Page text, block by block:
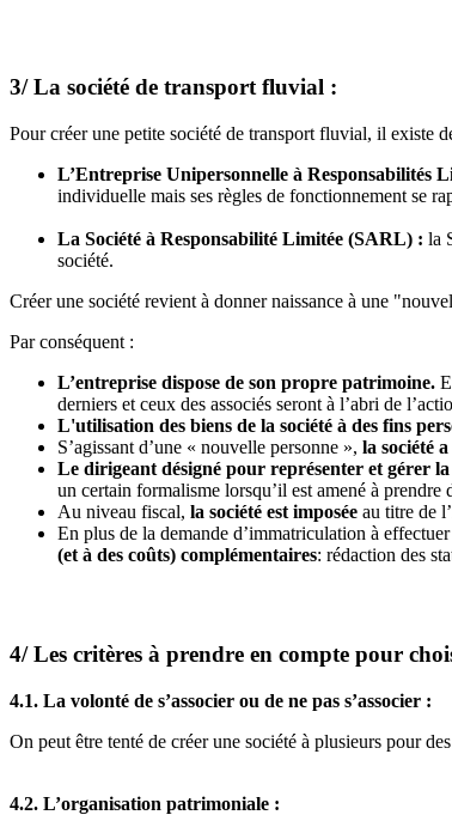
3/ La société de transport fluvial :
Pour créer une petite société de transport fluvial, il existe
L’Entreprise Unipersonnelle à Responsabilités
individuelle mais ses règles de fonctionnement se
La Société à Responsabilité Limitée (SARL) : la
société.
Créer une société revient à donner naissance à une
Par conséquent :
L’entreprise dispose de son propre patrimoine.
derniers et ceux des associés seront à l’abri de
L'utilisation des biens de la société à des fins
S’agissant d’une « nouvelle personne », la société
Le dirigeant désigné pour représenter et gérer
un certain formalisme lorsqu’il est amené à
Au niveau fiscal, la société est imposée au titre de
En plus de la demande d’immatriculation à
(et à des coûts) complémentaires: rédaction des
4/ Les critères à prendre en compte pour
4.1. La volonté de s’associer ou de ne pas s’associer :
On peut être tenté de créer une société à plusieurs pour
4.2. L’organisation patrimoniale :